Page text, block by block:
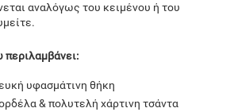
αναλόγως του κειμένου ή του
υφασμάτινη θήκη
& πολυτελή χάρτινη τσάντα